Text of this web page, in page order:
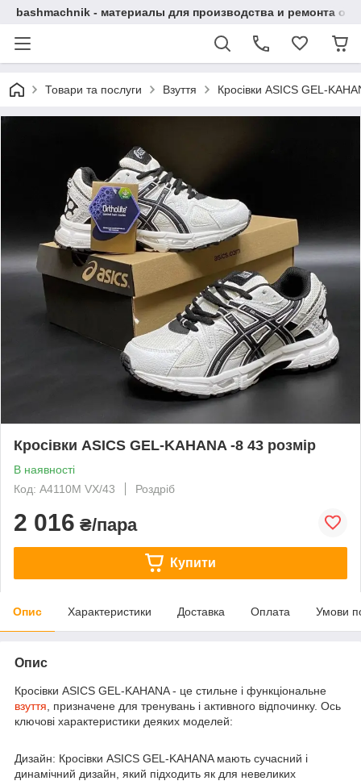
bashmachnik - материалы для производства и ремонта
Товари та послуги Взуття Кросівки ASICS GEL-
Кросівки ASICS GEL-KAHANA -8 43 розмір
В наявності
Код: A4110M VX/43
Роздріб
2 016 ₴/пара
Купити
Опис Характеристики Доставка Оплата Умови
Опис
Кросівки ASICS GEL-KAHANA - це стильне і функціональне
взуття , призначене для тренувань і активного відпочинку. Ось
ключові характеристики деяких моделей:
Дизайн: Кросівки ASICS GEL-KAHANA мають сучасний і
динамічний дизайн, який підходить як для невеликих